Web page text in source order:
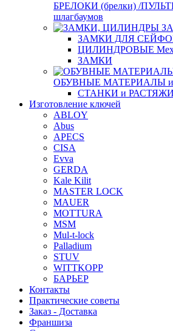
БРЕЛОКИ (брелки) /
шлагбаумов
ЗАМКИ ДЛЯ
ЦИЛИНДРОВЫЕ
ЗАМКИ
ОБУВНЫЕ МАТЕРИАЛЫ
СТАНКИ и
Изготовление ключей
ABLOY
Abus
APECS
CISA
Evva
GERDA
Kale Kilit
MASTER LOCK
MAUER
MOTTURA
MSM
Mul-t-lock
Palladium
STUV
WITTKOPP
БАРЬЕР
Контакты
Практические советы
Заказ - Доставка
Франшиза